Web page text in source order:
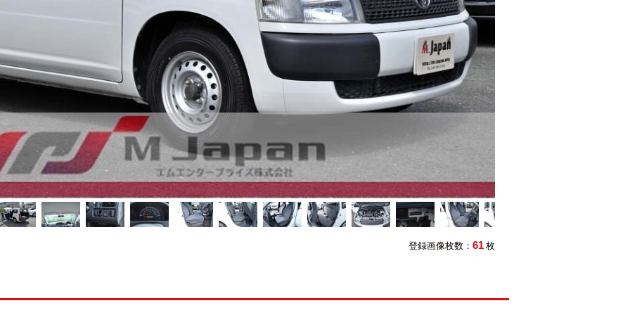
登録画像枚数： 61 枚